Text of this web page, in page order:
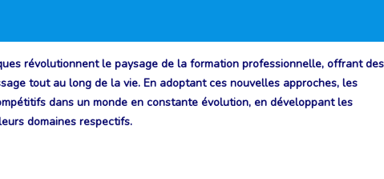
révolutionnent le paysage de la formation professionnelle, offrant des
tout au long de la vie. En adoptant ces nouvelles approches, les
dans un monde en constante évolution, en développant les
domaines respectifs.